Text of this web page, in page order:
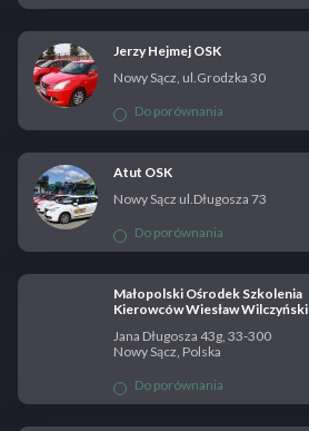
Jerzy Hejmej OSK
Nowy Sącz, ul.Grodzka 30
Do porównania
Atut OSK
Nowy Sącz ul.Długosza 73
Do porównania
Małopolski Ośrodek Szkolenia
Kierowców Wiesław Wilczyński
Jana Długosza 43g, 33-300
Nowy Sącz, Polska
Do porównania